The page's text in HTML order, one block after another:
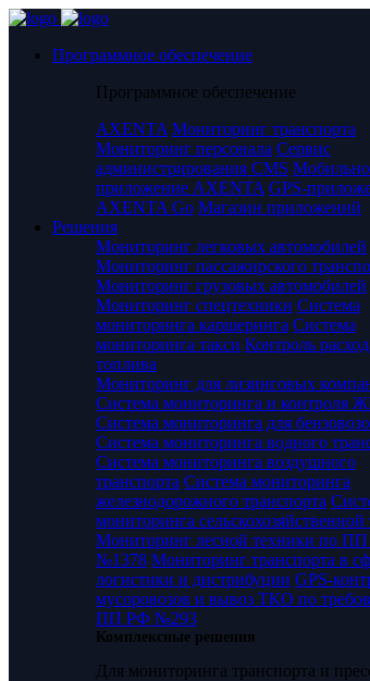
Программное обеспечение
Программное обеспечение
AXENTA Мониторинг транспорта
Мониторинг персонала Сервис
администрирования CMS
приложение AXENTA GPS-
AXENTA Go Магазин приложений
Решения
Мониторинг легковых автомобилей
Мониторинг пассажирского
Мониторинг грузовых автомобилей
Мониторинг спецтехники Система
мониторинга каршеринга Система
мониторинга такси Контроль
топлива
Мониторинг для лизинговых
Система мониторинга и контроля
Система мониторинга для
Система мониторинга водного
Система мониторинга воздушного
транспорта Система мониторинга
железнодорожного транспорта
мониторинга сельскохозяйственной
Мониторинг лесной техники по
№1378 Мониторинг транспорта в
логистики и дистрибуции GPS-
мусоровозов и вывоз ТКО по
ПП РФ №293
Комплексные решения
Для мониторинга транспорта и